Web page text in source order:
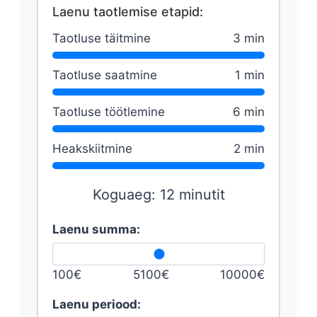
Laenu taotlemise etapid:
Taotluse täitmine 3 min
Taotluse saatmine 1 min
Taotluse töötlemine 6 min
Heakskiitmine 2 min
Koguaeg: 12 minutit
Laenu summa:
100€ 5100€ 10000€
Laenu periood: